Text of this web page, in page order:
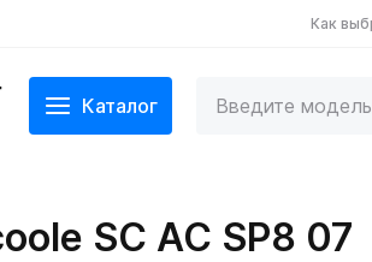
Как
Каталог
SC AC SP8 07